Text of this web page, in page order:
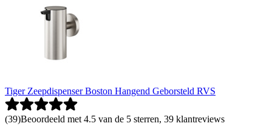
Tiger Zeepdispenser Boston Hangend Geborsteld RVS
(39)Beoordeeld met 4.5 van de 5 sterren, 39 klantreviews